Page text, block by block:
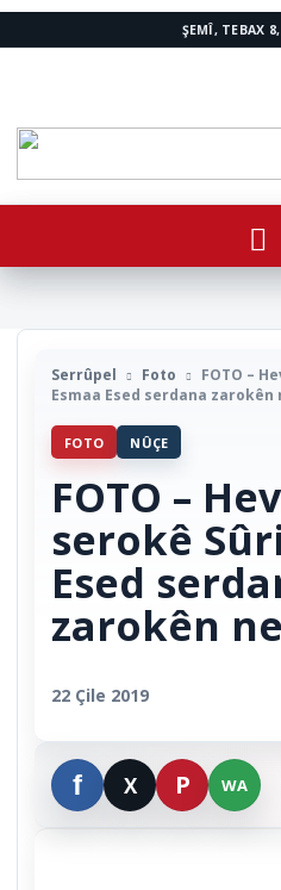
ŞEMÎ, TEBAX
Serrûpel Foto
FOTO –
Esmaa Esed serdana zarokên
FOTO NÛÇE
FOTO –
serokê
Esed
zarokên
22 Çile 2019